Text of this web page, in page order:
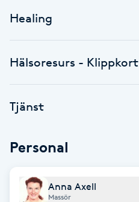
Cryoterapi
Dermapen
Diamantslipning
Enzympeeling
Healing
Hälsoresurs - Klippkort
Tjänst
Personal
Anna Axell
Massör